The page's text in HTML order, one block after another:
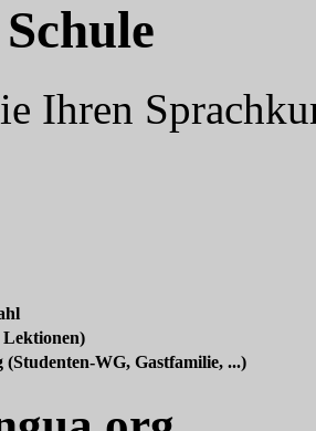
Ihren
Lektionen)
WG, Gastfamilie, ...)